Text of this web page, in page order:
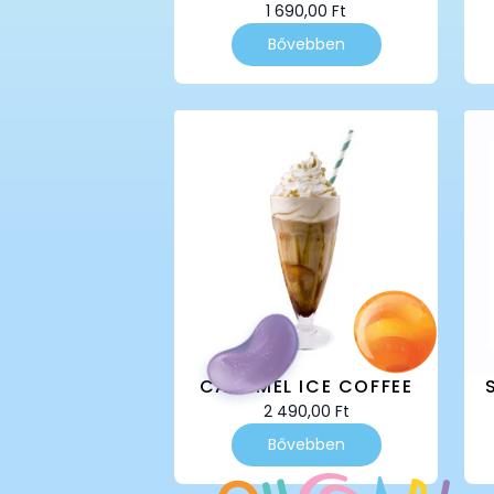
1 690,00 Ft
Bővebben
CARAMEL ICE COFFEE
2 490,00 Ft
Bővebben